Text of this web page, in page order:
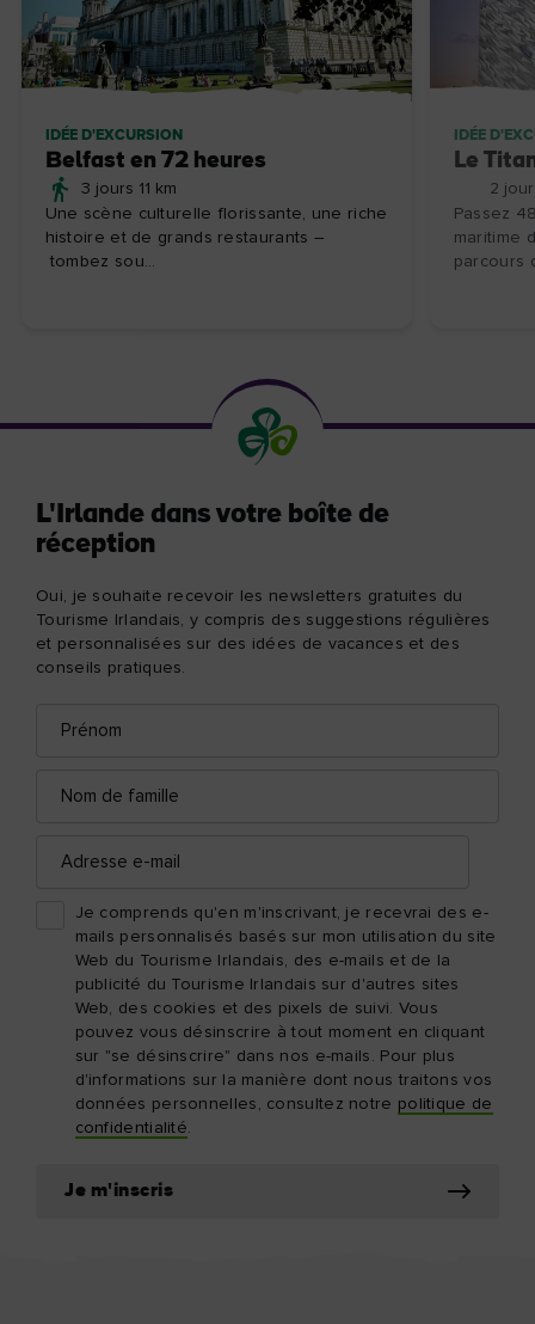
IDÉE D'EXCURSION
Belfast en 72 heures
3 jours 11 km
Une scène culturelle florissante, une riche
histoire et de grands restaurants –
tombez sou...
IDÉE
Le
2
Passez
maritime
parcours
L'Irlande dans votre boîte de
réception
Oui, je souhaite recevoir les newsletters gratuites du
Tourisme Irlandais, y compris des suggestions régulières
et personnalisées sur des idées de vacances et des
conseils pratiques.
Je comprends qu'en m'inscrivant, je recevrai des e-
mails personnalisés basés sur mon utilisation du site
Web du Tourisme Irlandais, des e-mails et de la
publicité du Tourisme Irlandais sur d'autres sites
Web, des cookies et des pixels de suivi. Vous
pouvez vous désinscrire à tout moment en cliquant
sur "se désinscrire" dans nos e-mails. Pour plus
d'informations sur la manière dont nous traitons vos
données personnelles, consultez notre politique de
confidentialité.
Je m'inscris